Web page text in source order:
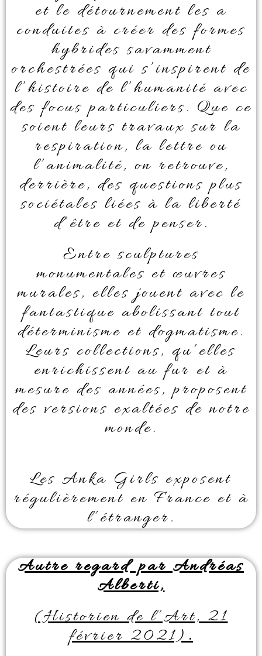
et le détournement les a
conduites à créer des formes
hybrides savamment
orchestrées qui s’inspirent de
l’histoire de l’humanité avec
des focus particuliers. Que ce
soient leurs travaux sur la
respiration, la lettre ou
l’animalité, on retrouve,
derrière, des questions plus
sociétales liées à la liberté
d’être et de penser.
Entre sculptures
monumentales et œuvres
murales, elles jouent avec le
fantastique abolissant tout
déterminisme et dogmatisme.
Leurs collections, qu’elles
enrichissent au fur et à
mesure des années, proposent
des versions exaltées de notre
monde.
Les Anka Girls exposent
régulièrement en France et à
l’étranger.
Autre regard par Andréas
Alberti,
(Historien de l’Art, 21
février 2021).